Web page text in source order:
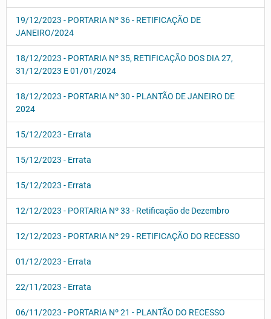
19/12/2023 - PORTARIA Nº 36 - RETIFICAÇÃO DE
JANEIRO/2024
18/12/2023 - PORTARIA Nº 35, RETIFICAÇÃO DOS DIA 27,
31/12/2023 E 01/01/2024
18/12/2023 - PORTARIA Nº 30 - PLANTÃO DE JANEIRO DE
2024
15/12/2023 - Errata
15/12/2023 - Errata
15/12/2023 - Errata
12/12/2023 - PORTARIA Nº 33 - Retificação de Dezembro
12/12/2023 - PORTARIA Nº 29 - RETIFICAÇÃO DO RECESSO
01/12/2023 - Errata
22/11/2023 - Errata
06/11/2023 - PORTARIA Nº 21 - PLANTÃO DO RECESSO